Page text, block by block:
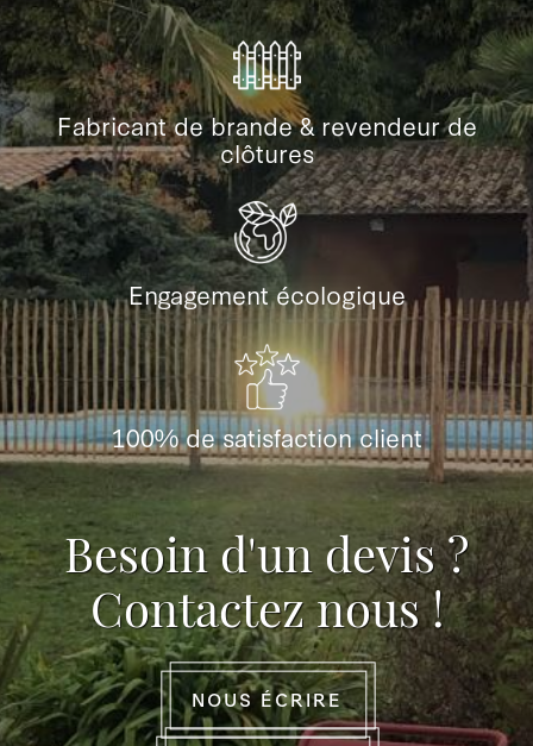
Fabricant de brande & revendeur de
clôtures
Engagement écologique
100% de satisfaction client
Besoin d'un devis ?
Contactez nous !
NOUS ÉCRIRE